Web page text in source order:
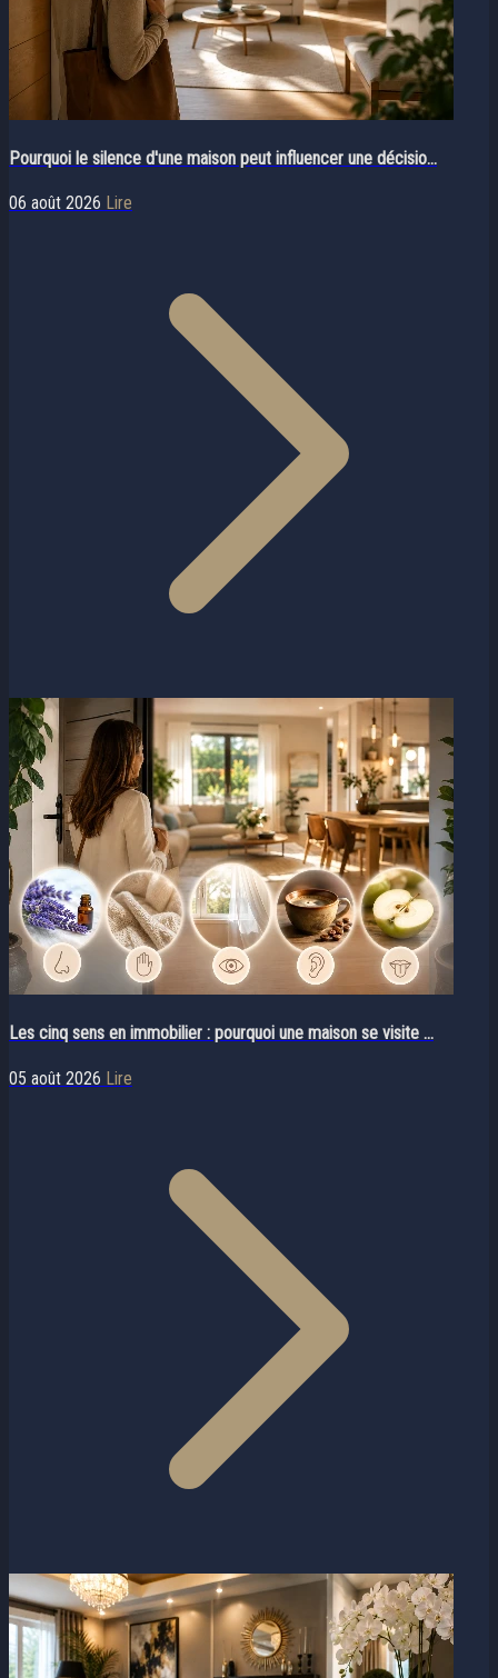
Pourquoi le silence d'une maison peut influencer une décisio...
06 août 2026 Lire
Les cinq sens en immobilier : pourquoi une maison se visite ...
05 août 2026 Lire